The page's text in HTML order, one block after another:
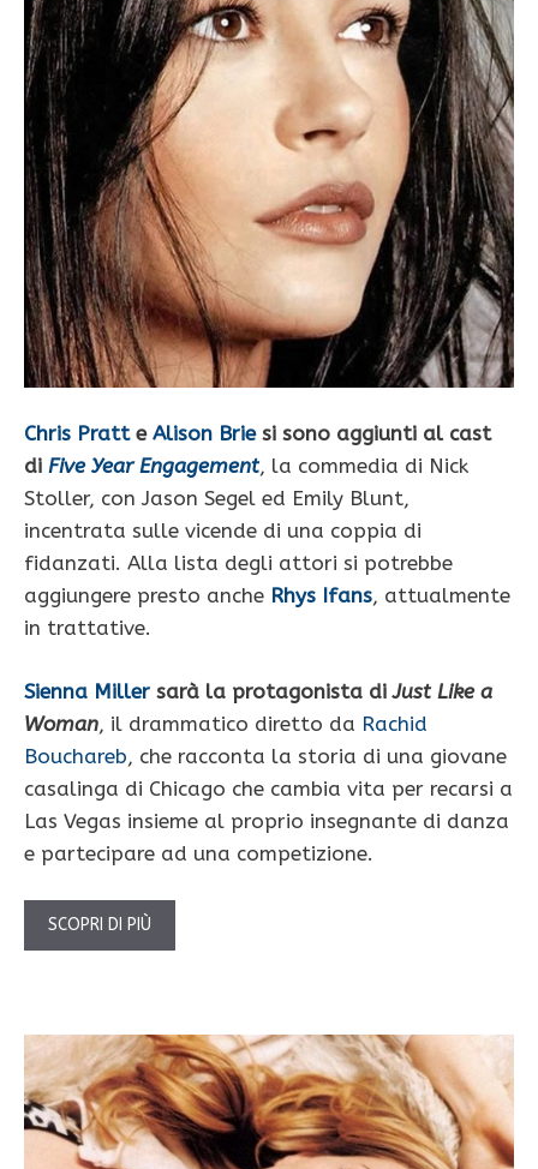
Chris Pratte Alison Briesi sono aggiunti al cast
di Five Year Engagement, la commedia di Nick
Stoller, con Jason Segel ed Emily Blunt,
incentrata sulle vicende di una coppia di
fidanzati. Alla lista degli attori si potrebbe
aggiungere presto anche Rhys Ifans, attualmente
in trattative.
Sienna Miller sarà la protagonista diJust Like a
Woman, il drammatico diretto da Rachid
Bouchareb, che racconta la storia di una giovane
casalinga di Chicago che cambia vita per recarsi a
Las Vegas insieme al proprio insegnante di danza
e partecipare ad una competizione.
SCOPRI DI PIÙ